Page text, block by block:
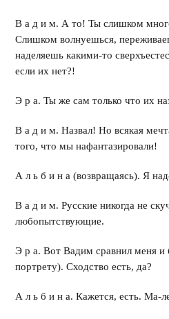
В а д и м. А то! Ты слишком
Слишком волнуешься,
наделяешь какими-то
если их нет?!
Э р а. Ты же сам только что их
В а д и м. Назвал! Но всякая
того, что мы нафантазировали!
А л ь б и н а (возвращаясь). Я
В а д и м. Русские никогда не
любопытствующие.
Э р а. Вот Вадим сравнил меня и
портрету). Сходство есть, да?
А л ь б и н а. Кажется, есть. Ма-